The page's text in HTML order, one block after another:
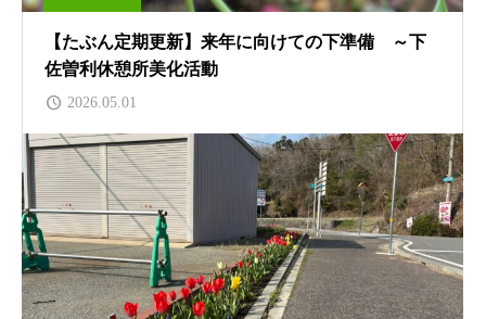
【たぶん定期更新】来年に向けての下準備 ～下
佐曽利休憩所美化活動
2026.05.01